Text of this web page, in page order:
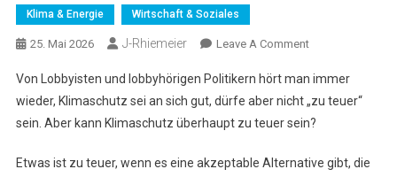
Klima & Energie Wirtschaft & Soziales
25. Mai 2026 J-Rhiemeier Leave A CommentOn
Kann
Nicht
Zu
Sein!
Von Lobbyisten und lobbyhörigen Politikern hört man immer
wieder, Klimaschutz sei an sich gut, dürfe aber nicht „zu teuer“
sein. Aber kann Klimaschutz überhaupt zu teuer sein?
Etwas ist zu teuer, wenn es eine akzeptable Alternative gibt, die